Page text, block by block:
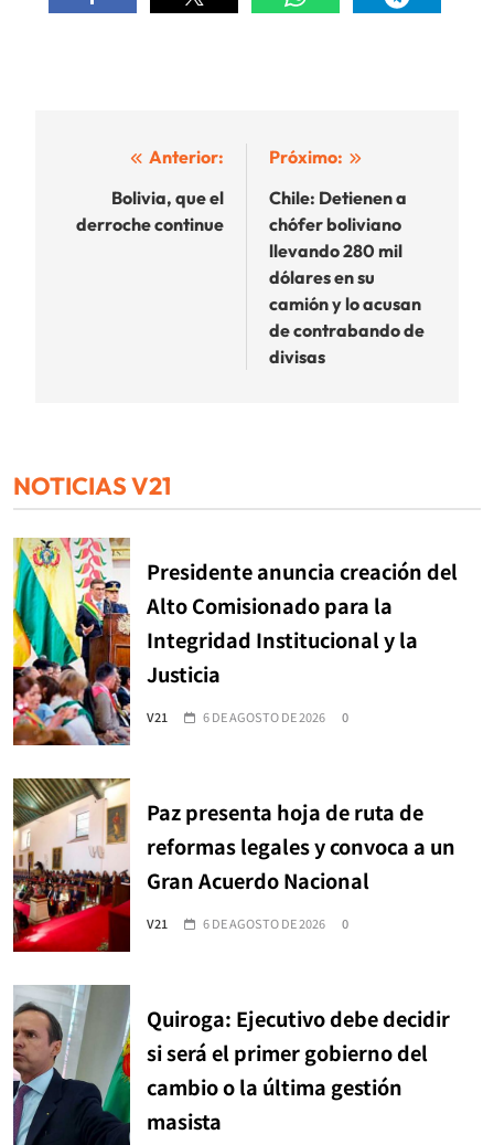
Navegación
entradas
Anterior:
Bolivia, que el
derroche continue
Próximo:
Chile: Detienen a
chófer boliviano
llevando 280 mil
dólares en su
camión y lo acusan
de contrabando de
divisas
NOTICIAS V21
Presidente anuncia creación del
Alto Comisionado para la
Integridad Institucional y la
Justicia
V21 6 DE AGOSTO DE 2026 0
Paz presenta hoja de ruta de
reformas legales y convoca a un
Gran Acuerdo Nacional
V21 6 DE AGOSTO DE 2026 0
Quiroga: Ejecutivo debe decidir
si será el primer gobierno del
cambio o la última gestión
masista